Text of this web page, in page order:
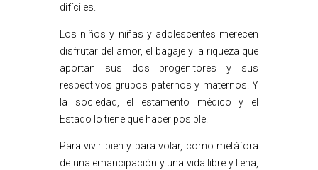
difíciles.
Los niños y niñas y adolescentes merecen
disfrutar del amor, el bagaje y la riqueza que
aportan sus dos progenitores y sus
respectivos grupos paternos y maternos. Y
la sociedad, el estamento médico y el
Estado lo tiene que hacer posible.
Para vivir bien y para volar, como metáfora
de una emancipación y una vida libre y llena,